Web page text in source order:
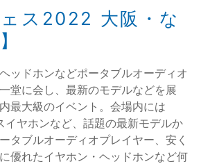
ェス2022 大阪・な
ッドホンなどポータブルオーディオ
堂に会し、最新のモデルなどを展
最大級のイベント。会場内には
ヤホンなど、話題の最新モデルか
タブルオーディオプレイヤー、安く
優れたイヤホン・ヘッドホンなど何